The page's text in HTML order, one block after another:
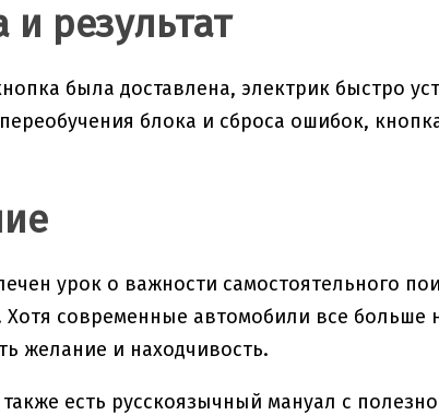
и результат
была доставлена, электрик быстро
блока и сброса ошибок,
урок о важности самостоятельного
Хотя современные автомобили все
желание и находчивость.
также есть русскоязычный мануал с